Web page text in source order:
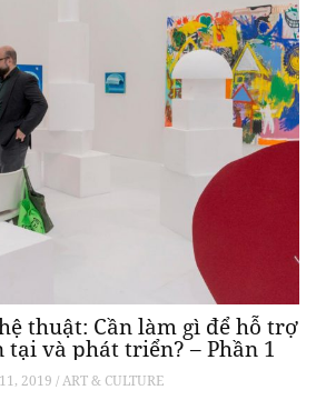
thuật: Cần làm gì để hỗ trợ
tại và phát triển? – Phần 1
2019 / ART & CULTURE